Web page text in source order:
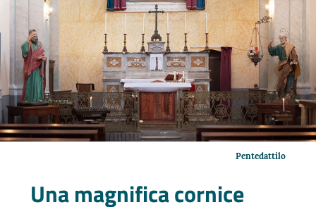
Pentedattilo
Una magnifica cornice